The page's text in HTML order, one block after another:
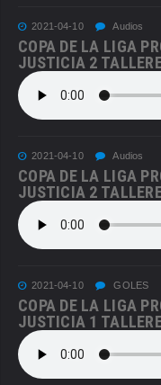
2021-04-10 Audios
COPA DE LA LIGA
JUSTICIA 2
2021-04-10 Audios
COPA DE LA LIGA
JUSTICIA 2
2021-04-10 GOLES
COPA DE LA LIGA
JUSTICIA 1